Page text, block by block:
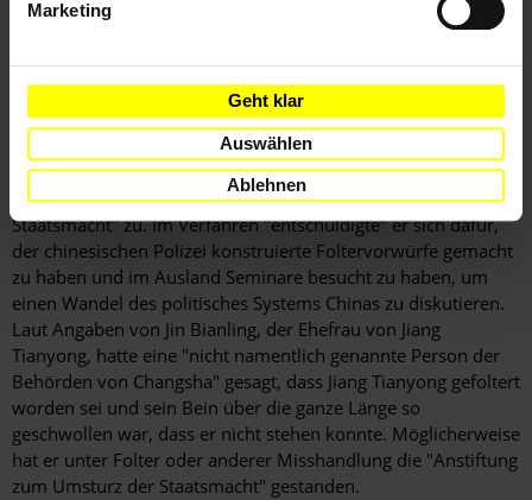
Marketing
Geht klar
Auswählen
Ablehnen
darin von zwei staatlich eingesetzten Rechtsbeiständen
und zur August-Verhandlung eskortiert.
Die erste Verhandlung vor dem Mittleren Volksgericht der
Stadt Changsa fand am 22. August 2017 statt. Darin gab Jiang
Tianyong den Vorwurf "Anstiftung zum Umsturz der
Staatsmacht" zu. Im Verfahren "entschuldigte" er sich dafür,
der chinesischen Polizei konstruierte Foltervorwürfe gemacht
zu haben und im Ausland Seminare besucht zu haben, um
einen Wandel des politisches Systems Chinas zu diskutieren.
Laut Angaben von Jin Bianling, der Ehefrau von Jiang
Tianyong, hatte eine "nicht namentlich genannte Person der
Behörden von Changsha" gesagt, dass Jiang Tianyong gefoltert
worden sei und sein Bein über die ganze Länge so
geschwollen war, dass er nicht stehen konnte. Möglicherweise
hat er unter Folter oder anderer Misshandlung die "Anstiftung
zum Umsturz der Staatsmacht" gestanden.